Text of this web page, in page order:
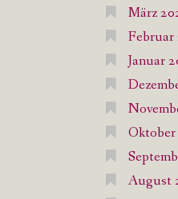
März
Februar
Januar
August